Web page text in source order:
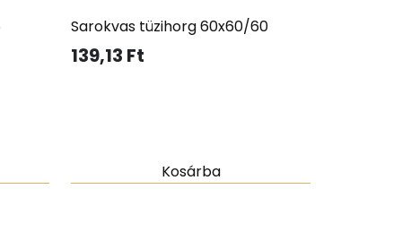
Sarokvas tüzihorg 60x60/60
139,13 Ft
Kosárba